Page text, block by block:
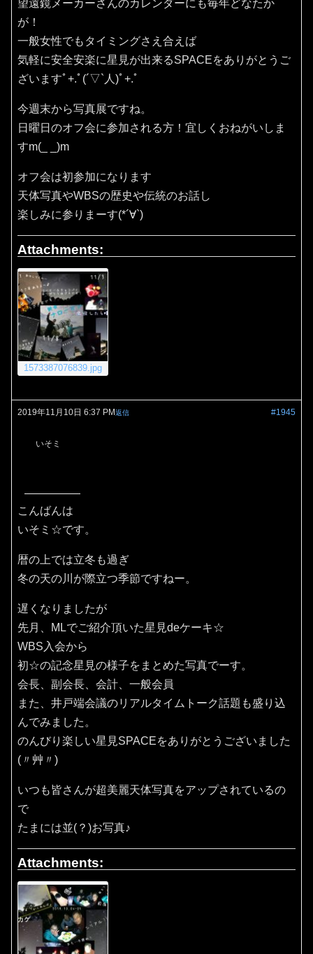
望遠鏡メーカーさんのカレンダーにも毎年どなたか
が！
一般女性でもタイミングさえ合えば
気軽に安全安楽に星見が出来るSPACEをありがとうご
ざいますﾟ+.ﾟ(´▽`人)ﾟ+.ﾟ
今週末から写真展ですね。
日曜日のオフ会に参加される方！宜しくおねがいしま
すm(_ _)m
オフ会は初参加になります
天体写真やWBSの歴史や伝統のお話し
楽しみに参りまーす(*´∀`)
Attachments:
1573387076839.jpg
2019年11月10日 6:37 PM #1945
返信
いそミ
こんばんは
いそミ☆です。
暦の上では立冬も過ぎ
冬の天の川が際立つ季節ですねー。
遅くなりましたが
先月、MLでご紹介頂いた星見deケーキ☆
WBS入会から
初☆の記念星見の様子をまとめた写真でーす。
会長、副会長、会計、一般会員
また、井戸端会議のリアルタイムトーク話題も盛り込
んでみました。
のんびり楽しい星見SPACEをありがとうございました
(〃艸〃)
いつも皆さんが超美麗天体写真をアップされているの
で
たまには並(？)お写真♪
Attachments: